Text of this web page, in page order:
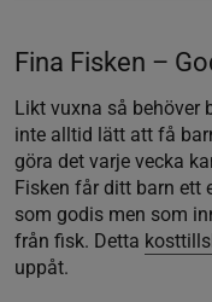
Fina Fisken –
Likt vuxna så behöver
inte alltid lätt att få
göra det varje vecka
Fisken får ditt barn ett
som godis men som
från fisk. Detta
uppåt.